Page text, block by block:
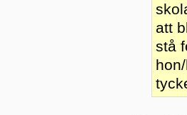
att
stå